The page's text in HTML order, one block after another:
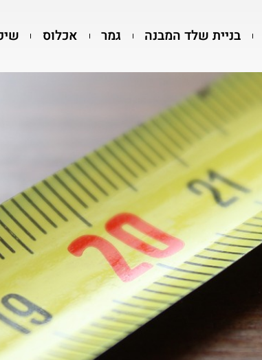
בניית שלד המבנה גמר אכלוס